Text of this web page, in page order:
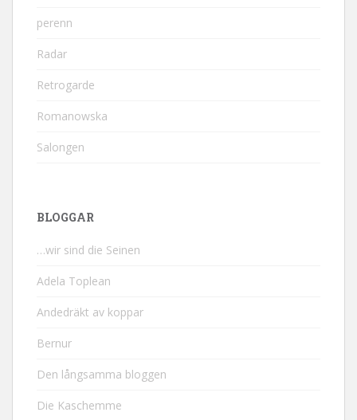
perenn
Radar
Retrogarde
Romanowska
Salongen
BLOGGAR
…wir sind die Seinen
Adela Toplean
Andedräkt av koppar
Bernur
Den långsamma bloggen
Die Kaschemme